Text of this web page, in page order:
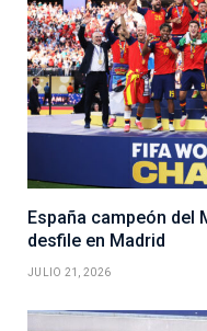
España campeón del
desfile en Madrid
JULIO 21, 2026